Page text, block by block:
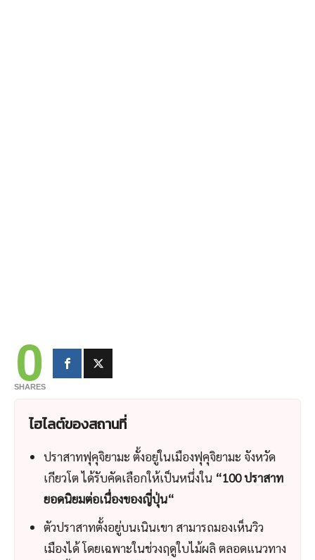
0
SHARES
ไฮไลต์ของสถานที่
ปราสาทฟุคุจิยามะ ตั้งอยู่ในเมืองฟุคุจิยามะ จังหวัด
เกียวโต ได้รับคัดเลือกให้เป็นหนึ่งใน “100 ปราสาท
ยอดนิยมต่อเนื่องของญี่ปุ่น“
ตัวปราสาทตั้งอยู่บนเนินเขา สามารถมองเห็นวิว
เมืองได้ โดยเฉพาะในช่วงฤดูใบไม้ผลิ ตลอดแนวทาง